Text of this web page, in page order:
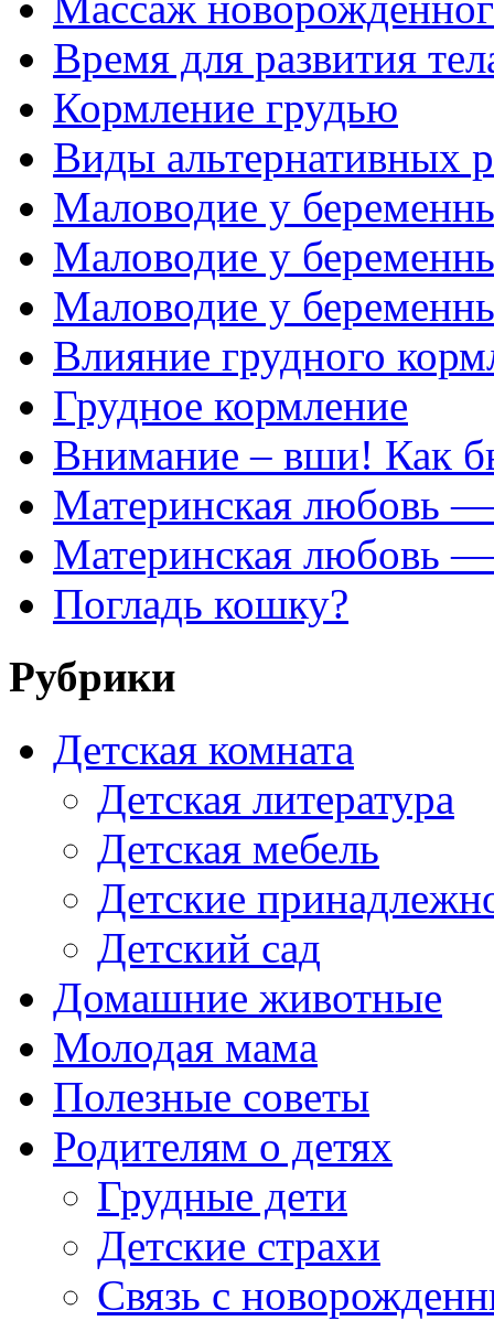
Время для развития
Кормление грудью
Виды альтернативных
Маловодие у
Маловодие у
Маловодие у
Влияние грудного
Грудное кормление
Внимание – вши! Как
Материнская любовь —
Материнская любовь —
Погладь кошку?
Рубрики
Детская комната
Детская литература
Детская мебель
Детские
Детский сад
Домашние животные
Молодая мама
Полезные советы
Родителям о детях
Грудные дети
Детские страхи
Связь с